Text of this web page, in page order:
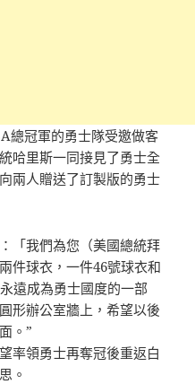
總冠軍的勇士隊受邀做客
哈里斯一同接見了勇士全
兩人贈送了訂製版的勇士
「我們為您（美國總統拜
件球衣，一件46號球衣和
遠成為勇士國度的一部
形辦公室牆上，希望以後
。”
率領勇士再奪冠後重返白
。